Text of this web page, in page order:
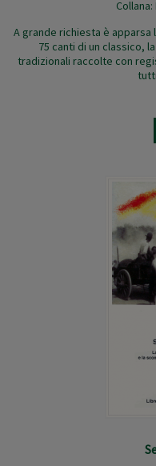
Collana:
A grande richiesta è apparsa
75 canti di un classico,
tradizionali raccolte con